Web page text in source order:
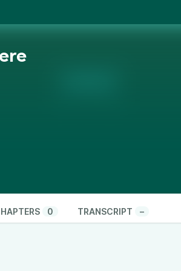
0 TRANSCRIPT –